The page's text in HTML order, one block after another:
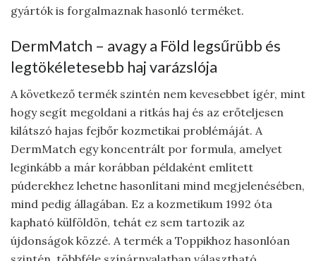
gyártók is forgalmaznak hasonló terméket.
DermMatch – avagy a Föld legsűrübb és
legtökéletesebb haj varázslója
A következő termék szintén nem kevesebbet ígér, mint
hogy segít megoldani a ritkás haj és az erőteljesen
kilátszó hajas fejbőr kozmetikai problémáját. A
DermMatch egy koncentrált por formula, amelyet
leginkább a már korábban példaként említett
púderekhez lehetne hasonlítani mind megjelenésében,
mind pedig állagában. Ez a kozmetikum 1992 óta
kapható külföldön, tehát ez sem tartozik az
újdonságok közzé. A termék a Toppikhoz hasonlóan